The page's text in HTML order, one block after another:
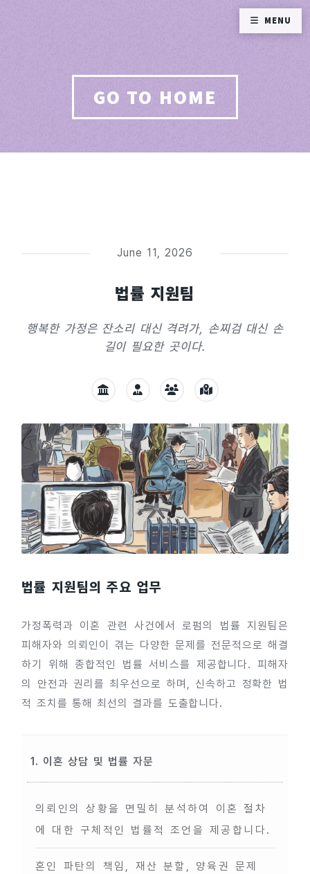
GO TO HOME
June 11, 2026
법률 지원팀
행복한 가정은 잔소리 대신 격려가, 손찌검 대신 손
길이 필요한 곳이다.
법률 지원팀의 주요 업무
가정폭력과 이혼 관련 사건에서 로펌의 법률 지원팀은
피해자와 의뢰인이 겪는 다양한 문제를 전문적으로 해결
하기 위해 종합적인 법률 서비스를 제공합니다. 피해자
의 안전과 권리를 최우선으로 하며, 신속하고 정확한 법
적 조치를 통해 최선의 결과를 도출합니다.
1. 이혼 상담 및 법률 자문
의뢰인의 상황을 면밀히 분석하여 이혼 절차
에 대한 구체적인 법률적 조언을 제공합니다.
혼인 파탄의 책임, 재산 분할, 양육권 문제
MENU